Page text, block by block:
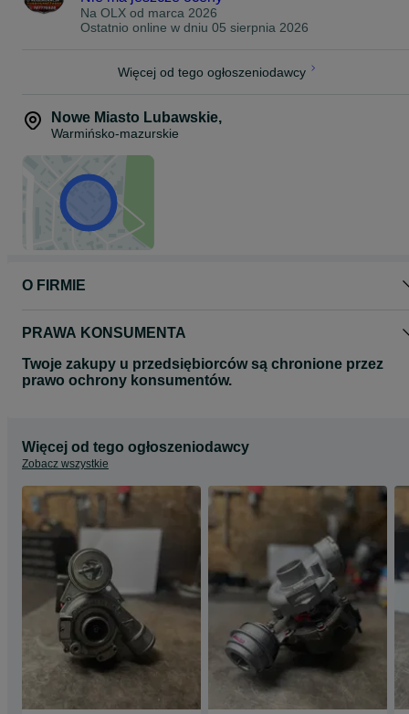
Na OLX od marca 2026
Ostatnio online w dniu 05 sierpnia 2026
Więcej od tego ogłoszeniodawcy
Nowe Miasto Lubawskie,
Warmińsko-mazurskie
O FIRMIE
PRAWA KONSUMENTA
Twoje zakupy u przedsiębiorców są chronione przez
prawo ochrony konsumentów.
Więcej od tego ogłoszeniodawcy
Zobacz wszystkie